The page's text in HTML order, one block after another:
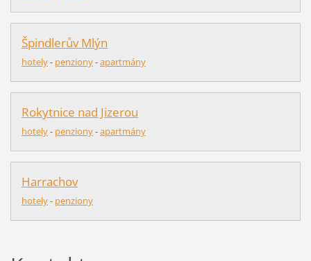
Špindlerův Mlýn
hotely- penziony-apartmány
Rokytnice nad Jizerou
hotely- penziony-apartmány
Harrachov
hotely- penziony